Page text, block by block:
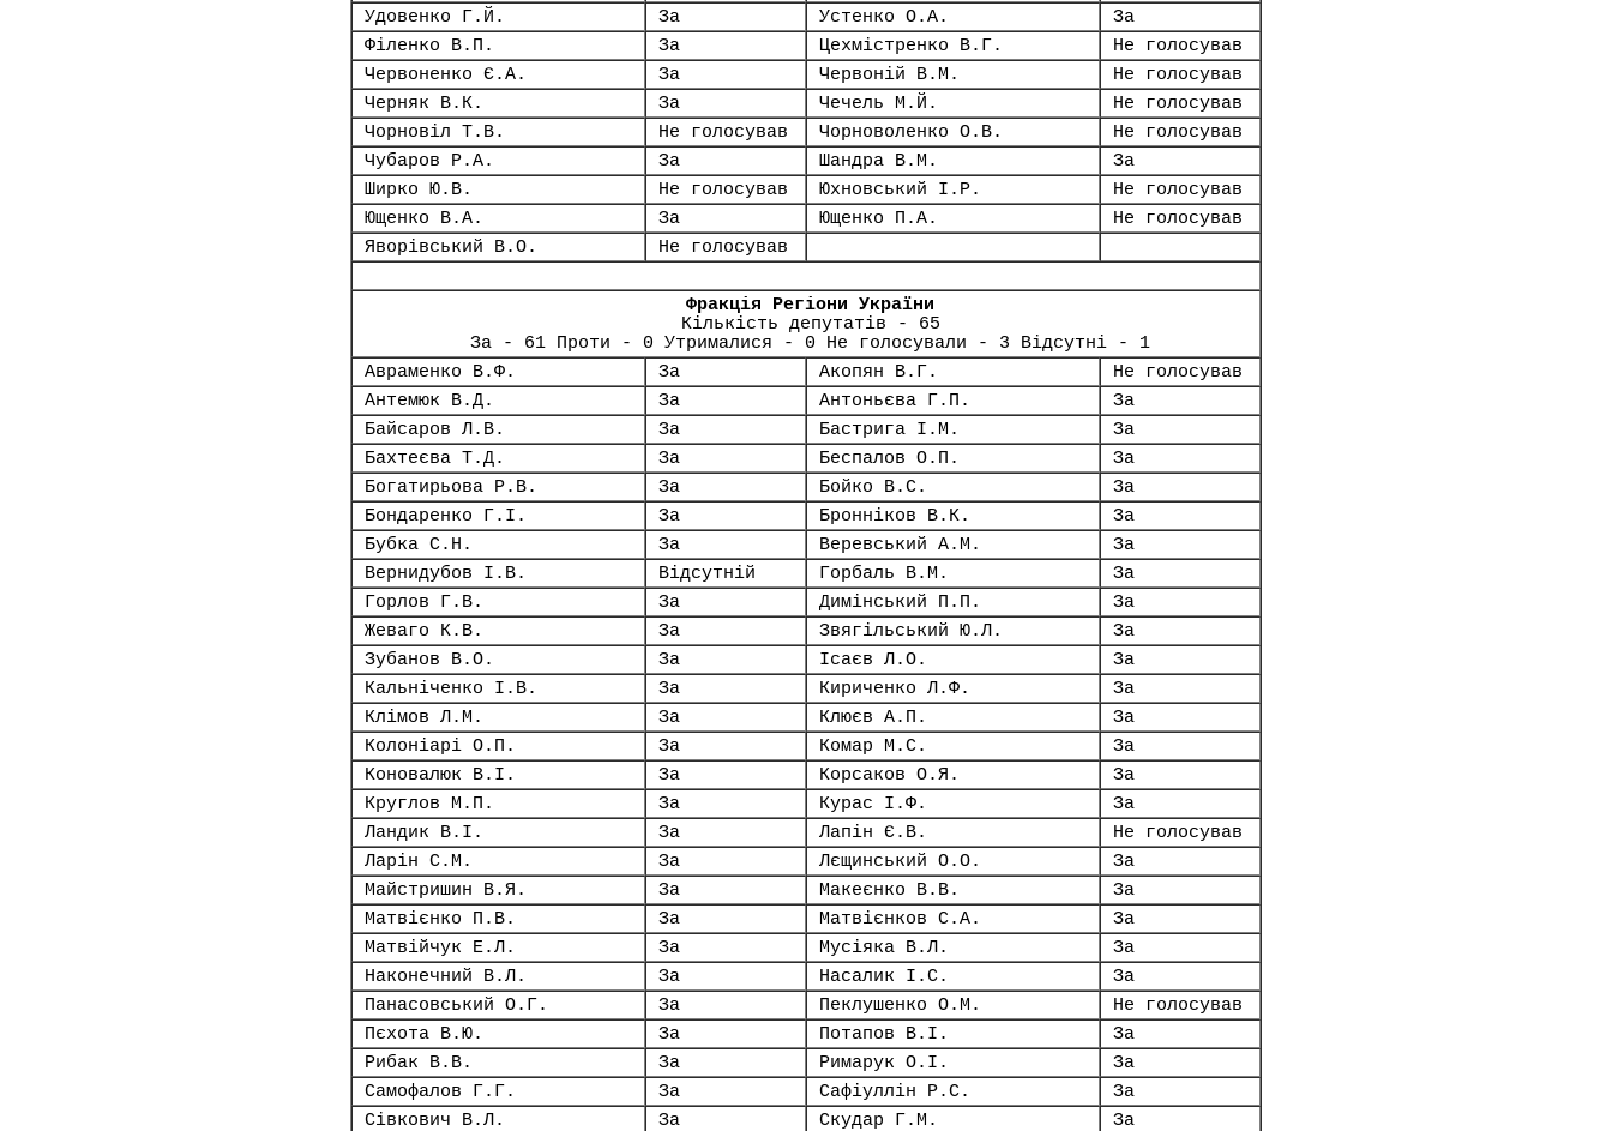
Удовенко Г.Й.
За Устенко О.А.
За
Філенко В.П.
За Цехмістренко В.Г.
Не голосував
Червоненко Є.А.
За Червоній В.М.
Не голосував
Черняк В.К.
За Чечель М.Й.
Не голосував
Чорновіл Т.В.
Не голосував Чорноволенко О.В.
Не голосував
Чубаров Р.А.
За Шандра В.М.
За
Ширко Ю.В.
Не голосував Юхновський І.Р.
Не голосував
Ющенко В.А.
За Ющенко П.А.
Не голосував
Яворівський В.О.
Не голосував
Фракція Регіони України
Кількість депутатів - 65
За - 61 Проти - 0 Утрималися - 0 Не голосували - 3 Відсутні - 1
Авраменко В.Ф.
За Акопян В.Г.
Не голосував
Антемюк В.Д.
За Антоньєва Г.П.
За
Байсаров Л.В.
За Бастрига І.М.
За
Бахтеєва Т.Д.
За Беспалов О.П.
За
Богатирьова Р.В.
За Бойко В.С.
За
Бондаренко Г.І.
За Бронніков В.К.
За
Бубка С.Н.
За Веревський А.М.
За
Вернидубов І.В.
Відсутній Горбаль В.М.
За
Горлов Г.В.
За Димінський П.П.
За
Жеваго К.В.
За Звягільський Ю.Л.
За
Зубанов В.О.
За Ісаєв Л.О.
За
Кальніченко І.В.
За Кириченко Л.Ф.
За
Клімов Л.М.
За Клюєв А.П.
За
Колоніарі О.П.
За Комар М.С.
За
Коновалюк В.І.
За Корсаков О.Я.
За
Круглов М.П.
За Курас І.Ф.
За
Ландик В.І.
За Лапін Є.В.
Не голосував
Ларін С.М.
За Лєщинський О.О.
За
Майстришин В.Я.
За Макеєнко В.В.
За
Матвієнко П.В.
За Матвієнков С.А.
За
Матвійчук Е.Л.
За Мусіяка В.Л.
За
Наконечний В.Л.
За Насалик І.С.
За
Панасовський О.Г.
За Пеклушенко О.М.
Не голосував
Пєхота В.Ю.
За Потапов В.І.
За
Рибак В.В.
За Римарук О.І.
За
Самофалов Г.Г.
За Сафіуллін Р.С.
За
Сівкович В.Л.
За Скудар Г.М.
За